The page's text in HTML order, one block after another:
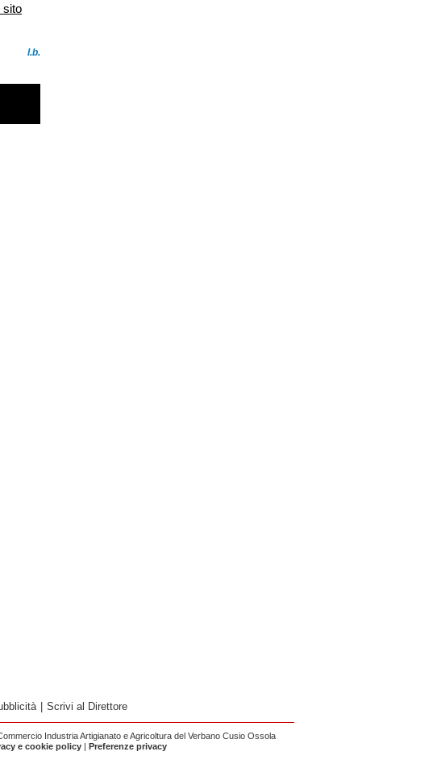
sito
l.b.
Scrivi al Direttore
Industria Artigianato e Agricoltura del Verbano Cusio Ossola
e cookie policy| Preferenze privacy